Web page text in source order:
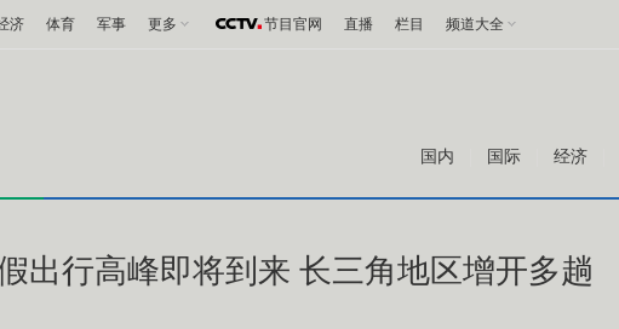
济 体育 军事 更多 节目官网 直播 栏目 频道大全
国内 国际 经济
出行高峰即将到来 长三角地区增开多趟